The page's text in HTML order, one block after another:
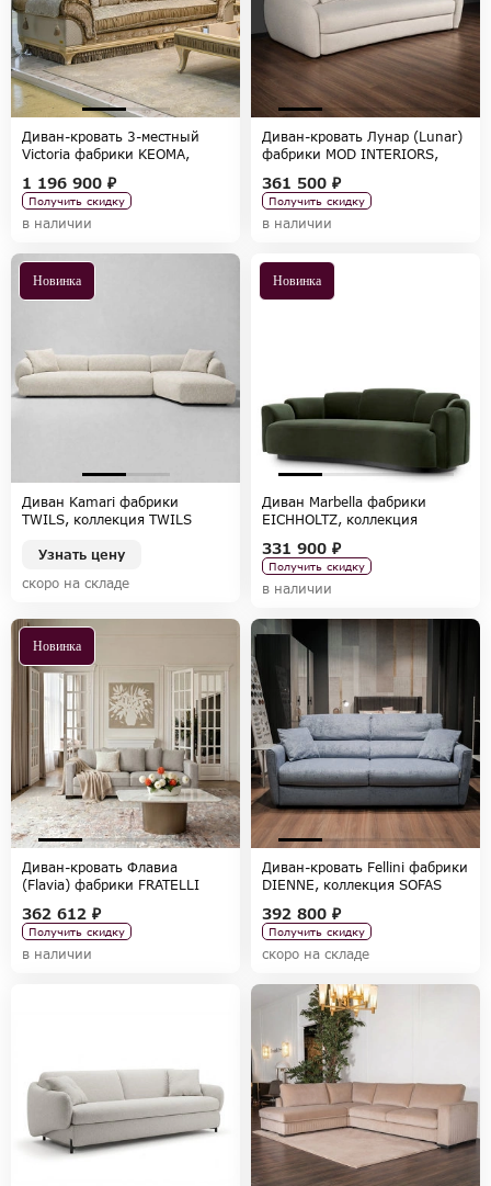
Диван-кровать 3-местный
Victoria фабрики KEOMA,
1 196 900 ₽
Получить скидку
в наличии
Диван-кровать Лунар (Lunar)
фабрики MOD INTERIORS,
361 500 ₽
Получить скидку
в наличии
Новинка
Диван Kamari фабрики
TWILS, коллекция TWILS
Узнать цену
скоро на складе
Новинка
Диван Marbella фабрики
EICHHOLTZ, коллекция
331 900 ₽
Получить скидку
в наличии
Новинка
Диван-кровать Флавиа
(Flavia) фабрики FRATELLI
362 612 ₽
Получить скидку
в наличии
Диван-кровать Fellini фабрики
DIENNE, коллекция SOFAS
392 800 ₽
Получить скидку
скоро на складе